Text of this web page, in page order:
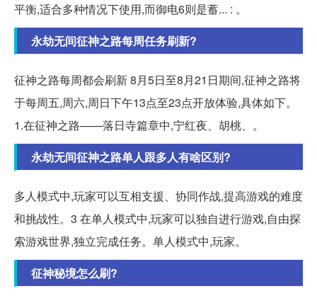
平衡,适合多种情况下使用,而御电6则是蓄... : 。
永劫无间征神之路每周任务刷新?
征神之路每周都会刷新 8月5日至8月21日期间,征神之路将
于每周五,周六,周日下午13点至23点开放体验,具体如下。
1.在征神之路——落日寺篇章中,宁红夜、胡桃、。
永劫无间征神之路单人跟多人有啥区别?
多人模式中,玩家可以互相支援、协同作战,提高游戏的难度
和挑战性。3 在单人模式中,玩家可以独自进行游戏,自由探
索游戏世界,独立完成任务。单人模式中,玩家。
征神秘境怎么刷?